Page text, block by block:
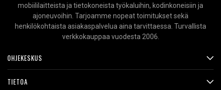
mobiililaitteista ja tietokoneista työkaluihin, kodinkoneisiin ja
ajoneuvoihin. Tarjoamme nopeat toimitukset sekä
henkilökohtaista asiakaspalvelua aina tarvittaessa. Turvallista
verkkokauppaa vuodesta 2006.
OHJEKESKUS
TIETOA